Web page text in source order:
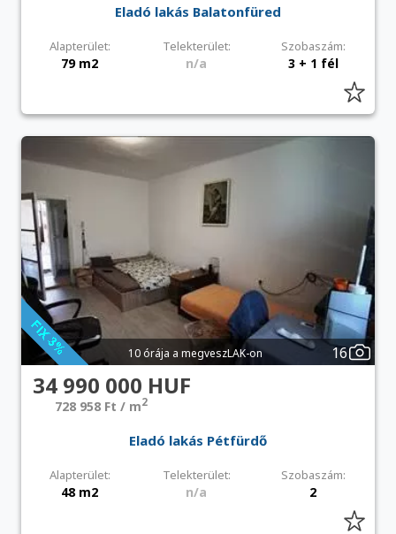
Eladó lakás Balatonfüred
Alapterület: Telekterület: Szobaszám:
79 m2 n/a 3 + 1 fél
10 órája a megveszLAK-on 16
34 990 000 HUF
728 958 Ft / m2
Eladó lakás Pétfürdő
Alapterület: Telekterület: Szobaszám:
48 m2 n/a 2